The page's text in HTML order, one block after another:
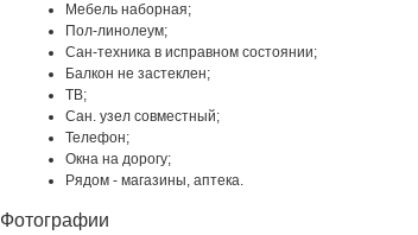
Мебель наборная;
Пол-линолеум;
Сан-техника в исправном состоянии;
Балкон не застеклен;
ТВ;
Сан. узел совместный;
Телефон;
Окна на дорогу;
Рядом - магазины, аптека.
Фотографии